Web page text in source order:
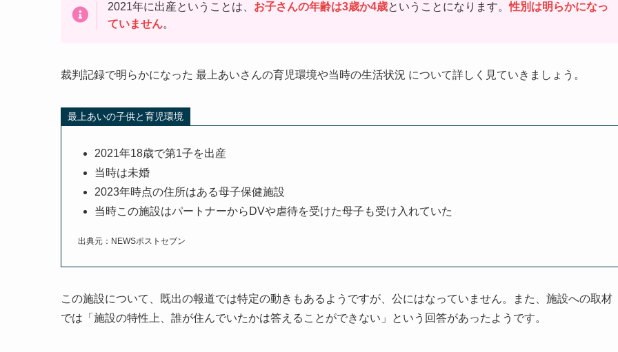
2021年に出産ということは、 お子さんの年齢は3歳か4歳ということになります。性別は明らかになっ
ていません。
裁判記録で明らかになった 最上あいさんの育児環境や当時の生活状況 について詳しく見ていきましょう。
最上あいの子供と育児環境
2021年18歳で第1子を出産
当時は未婚
2023年時点の住所はある母子保健施設
当時この施設はパートナーからDVや虐待を受けた母子も受け入れていた
出典元：NEWSポストセブン
この施設について、既出の報道では特定の動きもあるようですが、公にはなっていません。また、施設への取材
では「施設の特性上、誰が住んでいたかは答えることができない」という回答があったようです。